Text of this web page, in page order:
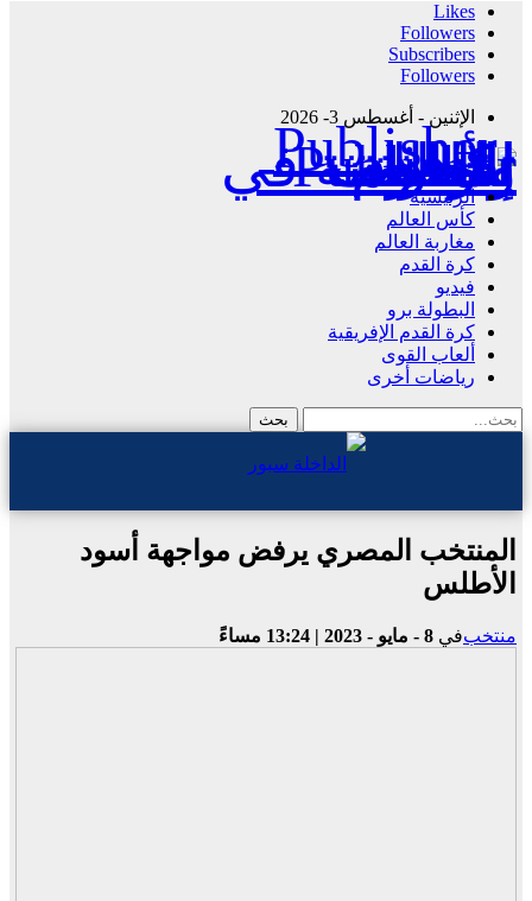
Likes
Followers
Subscribers
Followers
الإثنين - أغسطس 3- 2026
Publisher - تغطية إخبارية لكافة الأحداث الرياضية في المغرب والعالم.
الرئيسية
كأس العالم
مغاربة العالم
كرة القدم
فيديو
البطولة برو
كرة القدم الإفريقية
ألعاب القوى
رياضات أخرى
المنتخب المصري يرفض مواجهة أسود
الأطلس
منتخبفي 8 - مايو - 2023 | 13:24 مساءً